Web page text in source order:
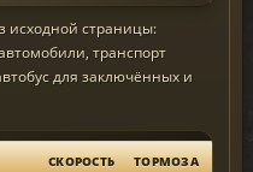
исходной страницы:
транспорт
для заключённых и
СКОРОСТЬ ТОРМОЗА